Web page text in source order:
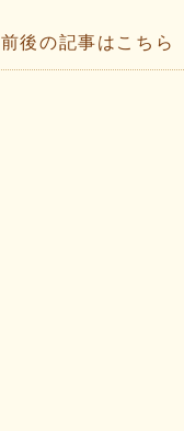
前後の記事はこちら